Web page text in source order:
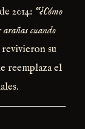
2014: “¿Cómo
cuando
su
reemplaza el